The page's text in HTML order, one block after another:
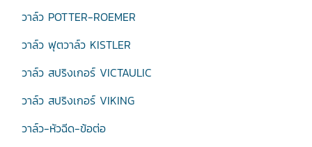
วาล์ว POTTER-ROEMER
วาล์ว ฟุตวาล์ว KISTLER
วาล์ว สปริงเกอร์ VICTAULIC
วาล์ว สปริงเกอร์ VIKING
วาล์ว-หัวฉีด-ข้อต่อ